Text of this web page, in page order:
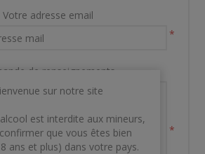
Votre adresse email
*
de renseignements
*
sur notre site
est interdite aux mineurs,
que vous êtes bien
ans et plus) dans votre pays.